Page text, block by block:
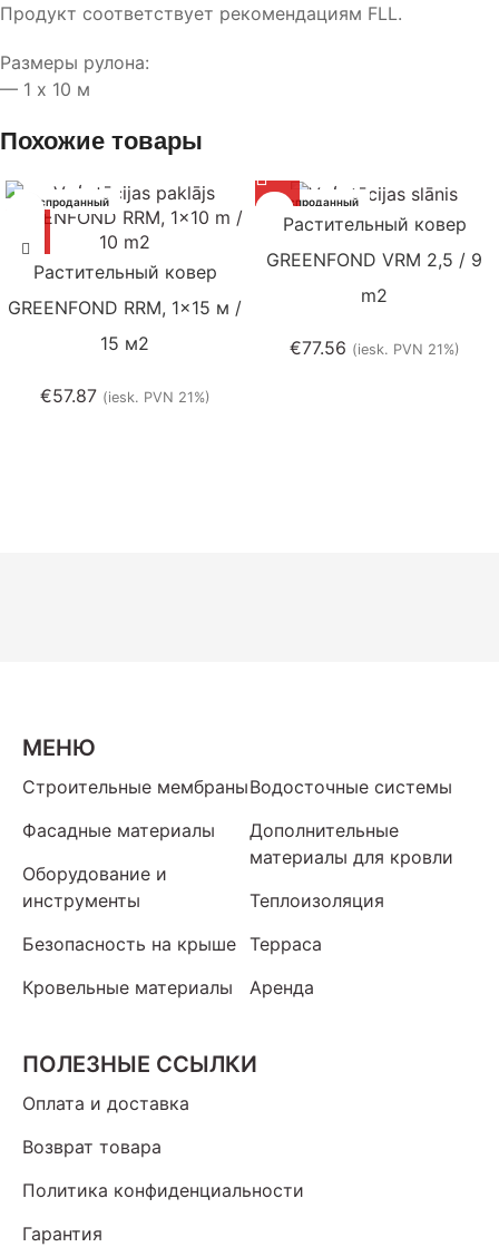
Продукт соответствует рекомендациям FLL.
Размеры рулона:
— 1 х 10 м
Похожие товары
Распроданный
Растительный ковер
GREENFOND RRM, 1×15 м /
15 м2
€57.87 (iesk. PVN 21%)
Распроданный
Растительный ковер
GREENFOND VRM 2,5 / 9
m2
€77.56 (iesk. PVN 21%)
МЕНЮ
Строительные мембраны
Фасадные материалы
Оборудование и
инструменты
Безопасность на крыше
Кровельные материалы
Водосточные системы
Дополнительные
материалы для кровли
Теплоизоляция
Терраса
Аренда
ПОЛЕЗНЫЕ ССЫЛКИ
Оплата и доставка
Возврат товара
Политика конфиденциальности
Гарантия